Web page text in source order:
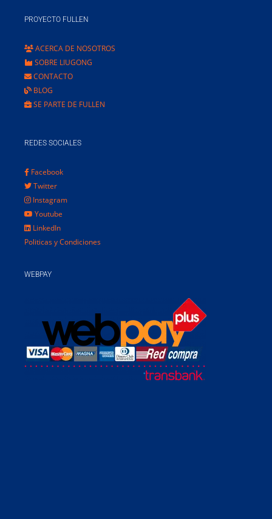
PROYECTO FULLEN
ACERCA DE NOSOTROS
SOBRE LIUGONG
CONTACTO
BLOG
SE PARTE DE FULLEN
REDES SOCIALES
Facebook
Twitter
Instagram
Youtube
LinkedIn
Politicas y Condiciones
WEBPAY